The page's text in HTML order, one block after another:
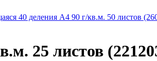
40 деления А4 90 г/кв.м. 50 листов
25 листов